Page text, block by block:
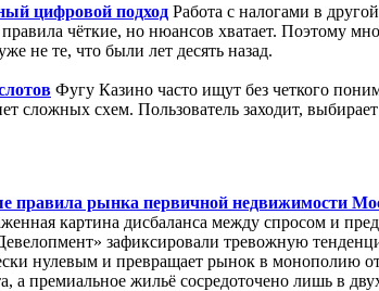
цифровой подход Работа с налогами в
чёткие, но нюансов хватает. Поэтому
не те, что были лет десять назад.
Фугу Казино часто ищут без четкого
сложных схем. Пользователь заходит,
правила рынка первичной недвижимости
картина дисбаланса между спросом и
зафиксировали тревожную
нулевым и превращает рынок в монополию
а премиальное жильё сосредоточено лишь в